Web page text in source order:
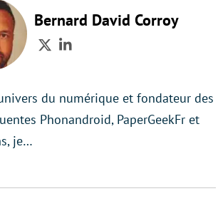
Bernard David Corroy
TwitterLinkedIn
du numérique et fondateur des
Phonandroid, PaperGeekFr et
je…